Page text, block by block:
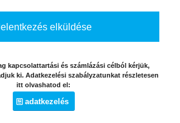
kapcsolattartási és számlázási célból kérjük,
ki. Adatkezelési szabályzatunkat részletesen
itt olvashatod el:
adatkezelés